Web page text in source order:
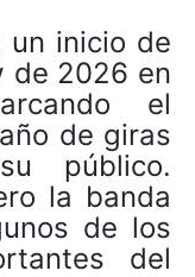
un inicio de
de 2026 en
el
de giras
público.
la banda
de los
del